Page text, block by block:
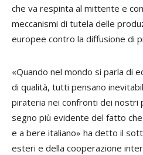
che va respinta al mittente e
meccanismi di tutela delle
europee contro la diffusione di
«Quando nel mondo si parla di
di qualità, tutti pensano
pirateria nei confronti dei nostri
segno più evidente del fatto
e a bere italiano» ha detto il
esteri e della cooperazione